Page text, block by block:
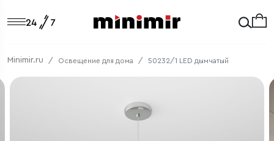
Minimir.ru Освещение для дома 50232/1 LED дымчатый